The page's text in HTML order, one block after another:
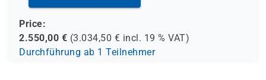
Price:
2.550,00 € (3.034,50 € incl. 19 % VAT)
Durchführung ab 1 Teilnehmer